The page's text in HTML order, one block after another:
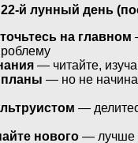
й лунный день
на главном
— читайте,
планы — но не
—
нового — лучше